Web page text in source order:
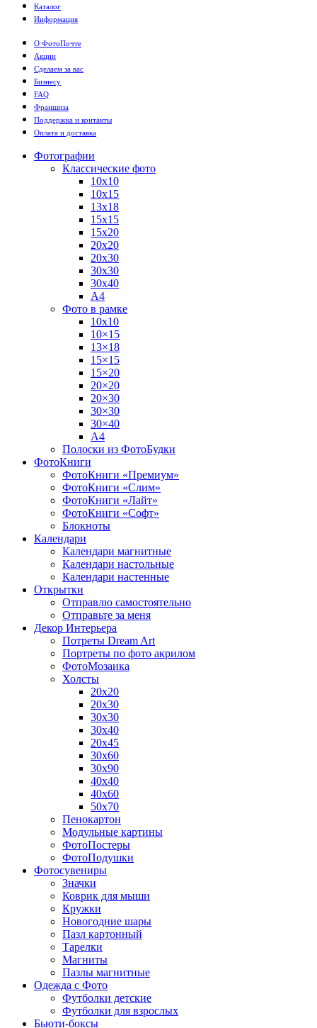
Каталог
Информация
О ФотоПочте
Акции
Сделаем за вас
Бизнесу
FAQ
Франшиза
Поддержка и контакты
Оплата и доставка
Фотографии
Классические фото
10х10
10х15
13х18
15х15
15х20
20х20
20х30
30х30
30х40
А4
Фото в рамке
10х10
10×15
13×18
15×15
15×20
20×20
20×30
30×30
30×40
A4
Полоски из ФотоБудки
ФотоКниги
ФотоКниги «Премиум»
ФотоКниги «Слим»
ФотоКниги «Лайт»
ФотоКниги «Софт»
Блокноты
Календари
Календари магнитные
Календари настольные
Календари настенные
Открытки
Отправлю самостоятельно
Отправьте за меня
Декор Интерьера
Потреты Dream Art
Портреты по фото акрилом
ФотоМозаика
Холсты
20х20
20х30
30х30
30х40
20х45
30х60
30х90
40х40
40х60
50х70
Пенокартон
Модульные картины
ФотоПостеры
ФотоПодушки
Фотоcувениры
Значки
Коврик для мыши
Кружки
Новогодние шары
Пазл картонный
Тарелки
Магниты
Пазлы магнитные
Одежда с Фото
Футболки детские
Футболки для взрослых
Бьюти-боксы